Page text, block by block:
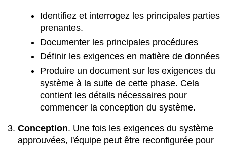
Identifiez et interrogez les principales parties
prenantes.
Documenter les principales procédures
Définir les exigences en matière de données
Produire un document sur les exigences du
système à la suite de cette phase. Cela
contient les détails nécessaires pour
commencer la conception du système.
Conception. Une fois les exigences du système
approuvées, l'équipe peut être reconfigurée pour